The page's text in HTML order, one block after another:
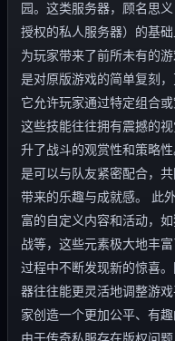
园。这类服务器，顾名思
授权的私人服务器）的基础
为玩家带来了前所未有的
是对原版游戏的简单复刻
它允许玩家通过特定组合
这些技能往往拥有震撼的
升了战斗的观赏性和策略
是可以与队友紧密配合，
带来的乐趣与成就感。 此
富的自定义内容和活动，
战等，这些元素极大地丰
过程中不断发现新的惊喜
器往往能更灵活地调整游
家创造一个更加公平、有